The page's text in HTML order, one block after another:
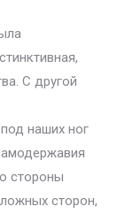
С другой
наших ног
стороны
сторон,